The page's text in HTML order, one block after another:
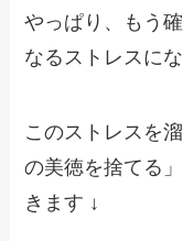
やっぱり、もう
なるストレスにな
このストレスを
の美徳を捨てる
きます ↓